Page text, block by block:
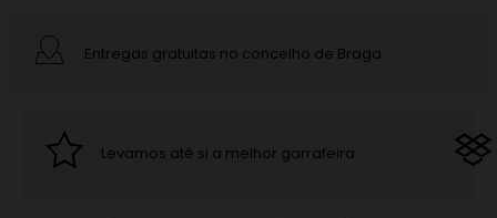
Entregas gratuitas no concelho de Braga
Levamos até si a melhor garrafeira